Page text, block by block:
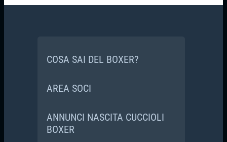
COSA SAI DEL BOXER?
AREA SOCI
ANNUNCI NASCITA CUCCIOLI
BOXER